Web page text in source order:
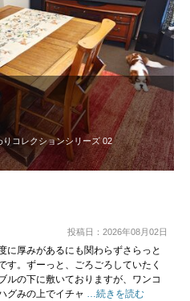
コレクションシリーズ 02
投稿日：2026年08月02日
に厚みがあるにも関わらずさらっと
す。ずーっと、ごろごろしていたく
ルの下に敷いておりますが、ワンコ
グみの上でイチャ …続きを読む